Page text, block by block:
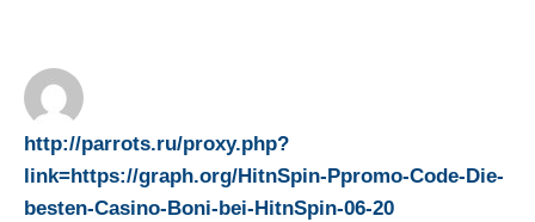
http://parrots.ru/proxy.php?
link=https://graph.org/HitnSpin-Ppromo-Code-Die-
besten-Casino-Boni-bei-HitnSpin-06-20